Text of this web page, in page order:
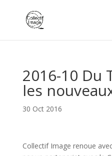
2016-10 Du
les
30 Oct 2016
Collectif Image renoue